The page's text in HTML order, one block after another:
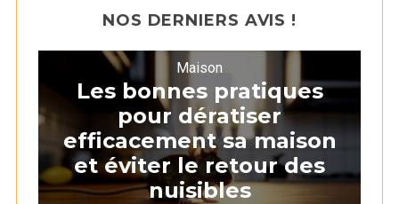
NOS DERNIERS AVIS !
Maison
Les bonnes pratiques
pour dératiser
efficacement sa maison
et éviter le retour des
nuisibles